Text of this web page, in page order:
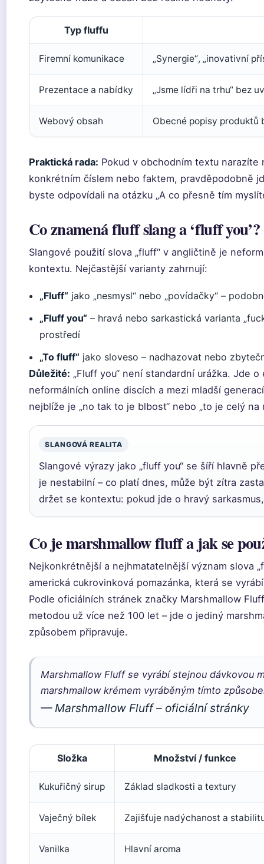
Typ fluffu
Firemní komunikace „Synergie“, „inovativní
Prezentace a nabídky „Jsme lídři na trhu“ bez
Webový obsah Obecné popisy produktů
Praktická rada: Pokud v obchodním textu
konkrétním číslem nebo faktem, pravděpodobně
byste odpovídali na otázku „A co přesně tím
Co znamená fluff slang a ‘fluff you’?
Slangové použití slova „fluff“ v angličtině je
kontextu. Nejčastější varianty zahrnují:
„Fluff“ jako „nesmysl“ nebo „povídačky“ –
„Fluff you“ – hravá nebo sarkastická varianta
prostředí
„To fluff“ jako sloveso – nadhazovat nebo
Důležité: „Fluff you“ není standardní urážka. Jde
neformálních online discích a mezi mladší
nejblíže je „no tak to je blbost“ nebo „to je celý na
SLANGOVÁ REALITA
Slangové výrazy jako „fluff you“ se šíří hlavně
je nestabilní – co platí dnes, může být zítra
držet se kontextu: pokud jde o hravý
Co je marshmallow fluff a jak se
Nejkonkrétnější a nejhmatatelnější význam slova
americká cukrovinková pomazánka, která se
Podle oficiálních stránek značky Marshmallow
metodou už více než 100 let – jde o jediný
způsobem připravuje.
Marshmallow Fluff se vyrábí stejnou dávkovou
marshmallow krémem vyráběným tímto
— Marshmallow Fluff – oficiální stránky
Složka Množství / funkce
Kukuřičný sirup Základ sladkosti a textury
Vaječný bílek Zajišťuje nadýchanost a
Vanilka Hlavní aroma